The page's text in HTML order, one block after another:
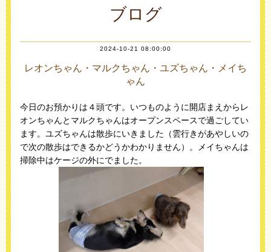
ブログ
2024-10-21 08:00:00
レオンちゃん・マルクちゃん・ユズちゃん・メイち
ゃん
今日のお預かりは４頭です。いつものように開店まえからレ
オンちゃんとマルクちゃんはオープンスペースで過ごしてい
ます。ユズちゃんは散歩にいきました（雲行きがあやしいの
で次の散歩はできるかどうかわかりません）。メイちゃんは
掃除中はケージの外にでました。